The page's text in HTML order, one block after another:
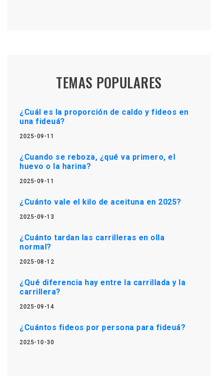
TEMAS POPULARES
¿Cuál es la proporción de caldo y fideos en
una fideuá?
2025-09-11
¿Cuando se reboza, ¿qué va primero, el
huevo o la harina?
2025-09-11
¿Cuánto vale el kilo de aceituna en 2025?
2025-09-13
¿Cuánto tardan las carrilleras en olla
normal?
2025-08-12
¿Qué diferencia hay entre la carrillada y la
carrillera?
2025-09-14
¿Cuántos fideos por persona para fideuá?
2025-10-30